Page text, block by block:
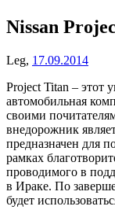
Nissan
Leg, 17.09.2014
Project Titan – этот
автомобильная
своими
внедорожник
предназначен для
рамках
проводимого в
в Ираке. По
будет